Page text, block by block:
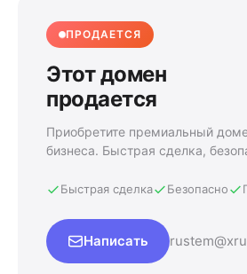
ПРОДАЕТСЯ
Этот домен
продается
Приобретите премиальный
бизнеса. Быстрая сделка,
Быстрая сделка Безопасно
Написать